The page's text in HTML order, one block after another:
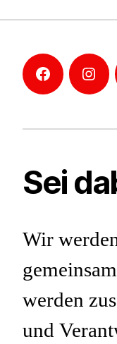
Sei
Wir
werden
und